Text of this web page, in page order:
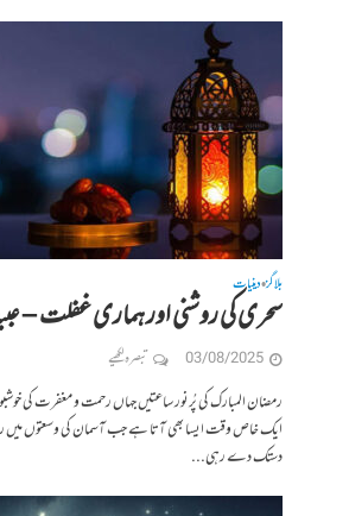
بلاگز•دینیات
سحری کی روشنی اور ہماری غفلت –
03/08/2025 تبصرہ لکھیے
رمضان المبارک کی پُرنور ساعتیں جہاں رحمت و مغفرت کی
ایک خاص وقت ایسا بھی آتا ہے جب آسمان کی وسعتوں میں
دستک دے رہی...